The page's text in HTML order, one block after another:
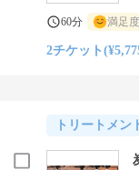
60分 満足
2チケット
トリートメン